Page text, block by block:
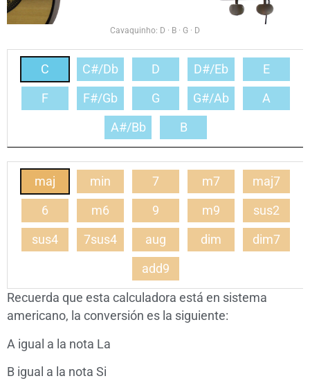
Cavaquinho: D · B · G · D
C C#/Db D D#/Eb E
F F#/Gb G G#/Ab A
A#/Bb B
maj min 7 m7 maj7
6 m6 9 m9 sus2
sus4 7sus4 aug dim dim7
add9
Recuerda que esta calculadora está en sistema
americano, la conversión es la siguiente:
A igual a la nota La
B igual a la nota Si